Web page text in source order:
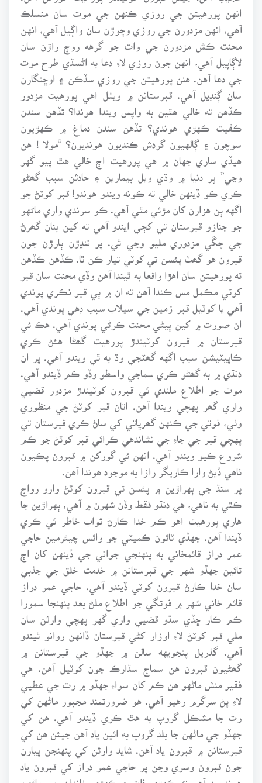
انهن پورهيتن جي روزي ڪنهن جي موت سان منسلڪ
آهي، انهن مزدورن جي روزي وڇوڙن سان واڳيل آهي، انهن
محنت ڪش مزدورن جي وات جو گرهه روڄ راڙن سان
لاڳاپيل آهي، انهن جون روزي لاءِ دعا به اڻسڌي طرح موت
جي دعا آهن. هنن پورهيتن جي روزي سڏڪن ۽ اوڇنگارن
سان ڳنڊيل آهي. قبرستانن ۾ ويٺل اهي پورهيت مزدور
ڪڏهن ته خالي هٿين به واپس ويندا هوندا؟ تڏهن سندن
ڪفيت ڪهڙي هوندي؟ تڏهن سندن دماغ ۾ ڪهڙيون
سوچون ۽ ڳالهيون گردش ڪنديون هونديون؟ “مولا ! هن
هيڏي ساري جهان ۾ هي پورهيت اڄ خالي هٿ پيو گهر
وڃي” پر دنيا ۾ وڌي ويل بيمارين ۽ حادثن سبب گھڻو
ڪري ڪو ڏينهن خالي ته ڪونه ويندو هوندو! قبر کوٽڻ جو
اگهه ٻن هزارن کان مڙئي مٿي آهي. ڪو سرندي واري ماڻهو
جو جنازو قبرستان تي کڄي ايندو آهي ته کين بنان گھرڻ
جي چڱي مزدوري مليو وڃي ٿي. پر ننڍڙن ٻارڙن جون
قبرون هو گھٽ پئسن تي کوٽي تيار ڪن ٿا. ڪڏهن ڪڏهن
ته پورهيتن سان اهڙا واقعا به ٿيندا آهن وڏي محنت سان قبر
کوٽي مڪمل مس ڪندا آهن ته ان ۾ ٻي قبر نڪري پوندي
آهي يا کوٽيل قبر زمين جي سيلاب سبب ڊهي پوندي آهي.
ان صورت ۾ کين ٻيڻي محنت ڪرڻي پوندي آهي. هڪ ئي
قبرستان ۾ قبرون کوٽيندڙ پورهيت گھڻا هئڻ ڪري
ڪاپيٽيشن سبب اگهه گھٽجي وڌ به ٿي ويندو آهي. پر ان
دنڌي ۾ به گھڻو ڪري سماجي واسطو وڏو ڪم ڏيندو آهي.
موت جو اطلاع ملندي ئي قبرون کوٽيندڙ مزدور قضيي
واري گھر پهچي ويندا آهن. اتان قبر کوٽڻ جي منظوري
وٺي، فوتي جي ڪنهن گھرڀاتي کي ساڻ ڪري قبرستان تي
پهچي قبر جي جاءِ جي نشاندهي ڪرائي قبر کوٽڻ جو ڪم
شروع ڪيو ويندو آهي. انهن ئي گورکن ۾ قبرون پڪيون
ٺاهي ڏيڻ وارا ڪاريگر رازا به موجود هوندا آهن.
پر سنڌ جي ٻهراڙين ۾ پئسن تي قبرون کوٽڻ وارو رواج
ڪٿي به ناهي، هي دنڌو فقط وڏن شهرن ۾ آهي، ٻهراڙين جا
هاري پورهيت اهو ڪم خدا ڪارڻ ثواب خاطر ئي ڪري
ڏيندا آهن. جهڏي ٽائون ڪميٽي جو وائس چيئرمين حاجي
عمر دراز قائمخاني به پنهنجي جواني جي ڏينهن کان اڄ
تائين جهڏو شهر جي قبرستانن ۾ خدمت خلق جي جذبي
سان خدا ڪارڻ قبرون کوٽي ڏيندو آهي. حاجي عمر دراز
قائم خاني شهر ۾ فوتگي جو اطلاع ملڻ بعد پنهنجا سمورا
ڪم ڪار ڇڏي سڌو قضيي واري گهر پهچي وارثن سان
ملي قبر کوٽڻ لاءِ اوزار کڻي قبرستان ڏانهن روانو ٿيندو
آهي. گذريل پنجويهه سالن ۾ جهڏو جي قبرستانن ۾
گھڻيون قبرون هن سماج سڌارڪ جون کوٽيل آهن. هي
فقير منش ماڻهو هن ڪم کان سواءِ جهڏو ۾ رت جي عطيي
لاءِ پڻ سرگرم رهيو آهي. هو ضرورتمند مجبور ماڻهن کي
رت جا مشڪل گروپ به هٿ ڪري ڏيندو آهي. هن کي
جهڏو جي ماڻهن جا بلڊ گروپ به ائين ياد آهن جيئن هن کي
قبرستانن ۾ قبرون ياد آهن. شايد وارثن کي پنهنجن پيارن
جون قبرون وسري وڃن پر حاجي عمر دراز کي قبرون ياد
هونديون آهن ته ڪهڙي ذات ۽ ڪهڙي خاندان جي ماڻهن